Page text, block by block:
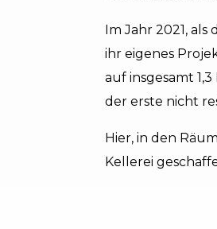
Im Jahr 2021,
ihr eigenes
auf insgesamt
der erste nicht
Hier, in den
Kellerei